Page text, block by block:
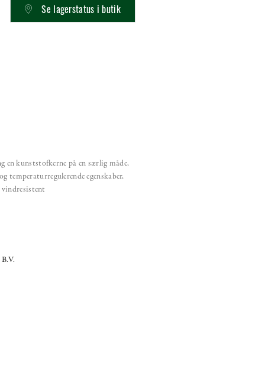
Se lagerstatus i butik
kunststofkerne på en særlig måde,
temperaturregulerende egenskaber,